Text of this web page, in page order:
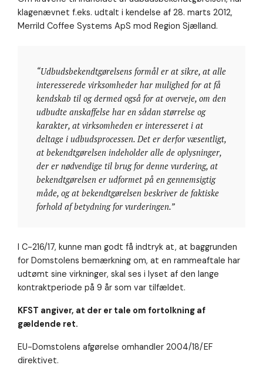
klagenævnet f.eks. udtalt i kendelse af 28. marts 2012,
Merrild Coffee Systems ApS mod Region Sjælland.
“Udbudsbekendtgørelsens formål er at sikre, at alle
interesserede virksomheder har mulighed for at få
kendskab til og dermed også for at overveje, om den
udbudte anskaffelse har en sådan størrelse og
karakter, at virksomheden er interesseret i at
deltage i udbudsprocessen. Det er derfor væsentligt,
at bekendtgørelsen indeholder alle de oplysninger,
der er nødvendige til brug for denne vurdering, at
bekendtgørelsen er udformet på en gennemsigtig
måde, og at bekendtgørelsen beskriver de faktiske
forhold af betydning for vurderingen.”
I C-216/17, kunne man godt få indtryk at, at baggrunden
for Domstolens bemærkning om, at en rammeaftale har
udtømt sine virkninger, skal ses i lyset af den lange
kontraktperiode på 9 år som var tilfældet.
KFST angiver, at der er tale om fortolkning af
gældende ret.
EU-Domstolens afgørelse omhandler 2004/18/EF
direktivet.